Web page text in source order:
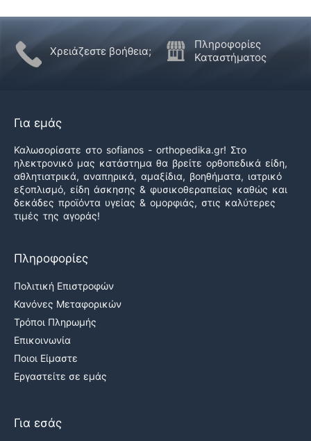
Χρειάζεστε βοήθεια;
Πληροφορίες
Καταστήματος
Για εμάς
Καλωσορίσατε στο sofianos - orthopedika.gr! Στο
ηλεκτρονικό μας κατάστημα θα βρείτε ορθοπεδικά είδη,
αθλητιατρικά, αναπηρικά, αμαξίδια, βοηθήματα, ιατρικό
εξοπλισμό, είδη άσκησης & φυσικοθεραπείας καθώς και
δεκάδες προϊόντα υγείας & ομορφιάς, στις καλύτερες
τιμές της αγοράς!
Πληροφορίες
Πολιτική Επιστροφών
Κανόνες Μεταφορικών
Τρόποι Πληρωμής
Επικοινωνία
Ποιοι Είμαστε
Εργαστείτε σε εμάς
Για εσάς